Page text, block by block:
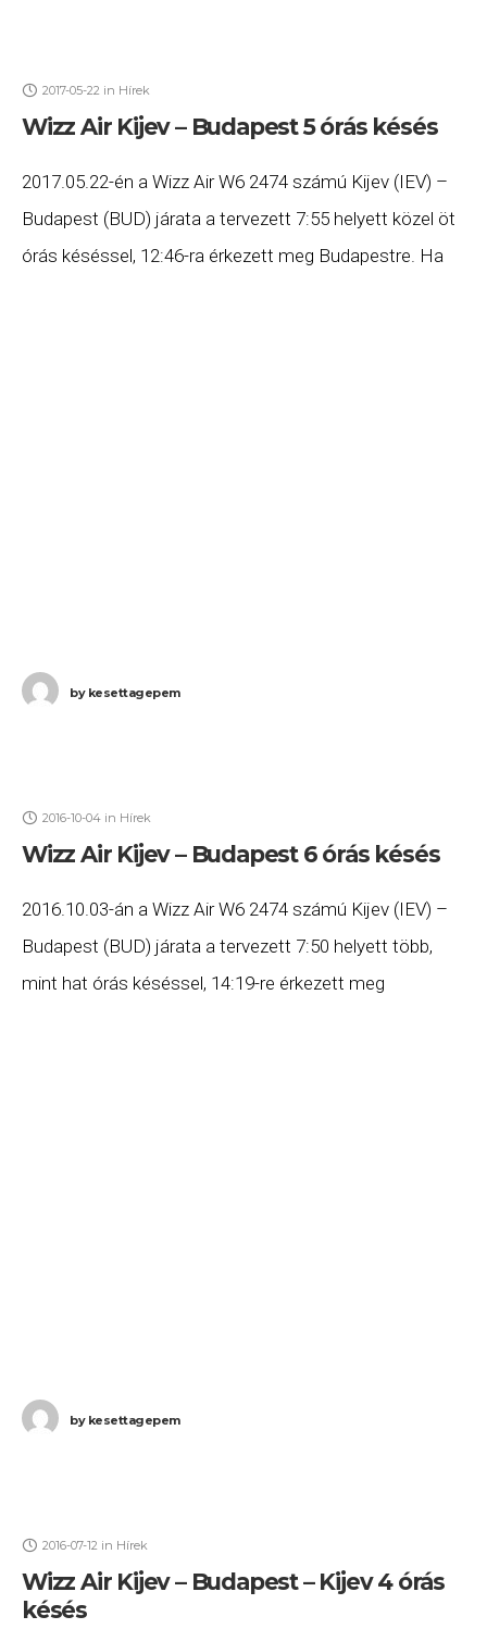
2017-05-22 in Hírek
Wizz Air Kijev – Budapest 5 órás késés
2017.05.22-én a Wizz Air W6 2474 számú Kijev (IEV) –
Budapest (BUD) járata a tervezett 7:55 helyett közel öt
órás késéssel, 12:46-ra érkezett meg Budapestre. Ha
bykesettagepem
2016-10-04 in Hírek
Wizz Air Kijev – Budapest 6 órás késés
2016.10.03-án a Wizz Air W6 2474 számú Kijev (IEV) –
Budapest (BUD) járata a tervezett 7:50 helyett több,
mint hat órás késéssel, 14:19-re érkezett meg
bykesettagepem
2016-07-12 in Hírek
Wizz Air Kijev – Budapest – Kijev 4 órás
késés